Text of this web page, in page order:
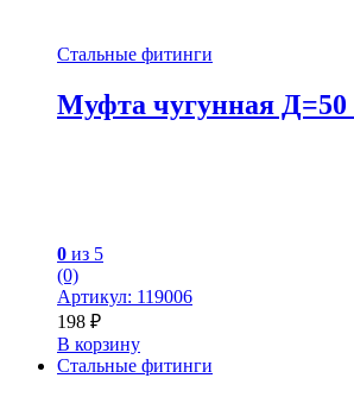
Стальные фитинги
Муфта чугунная Д=50
0 из 5
(0)
Артикул: 119006
198 ₽
В корзину
Стальные фитинги